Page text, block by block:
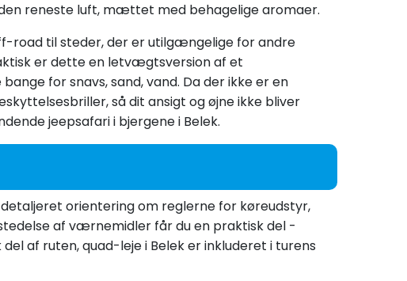
reneste luft, mættet med behagelige aromaer.
road til steder, der er utilgængelige for andre
er dette en letvægtsversion af et
for snavs, sand, vand. Da der ikke er en
så dit ansigt og øjne ikke bliver
jeepsafari i bjergene i Belek.
orientering om reglerne for køreudstyr,
af værnemidler får du en praktisk del -
af ruten, quad-leje i Belek er inkluderet i turens